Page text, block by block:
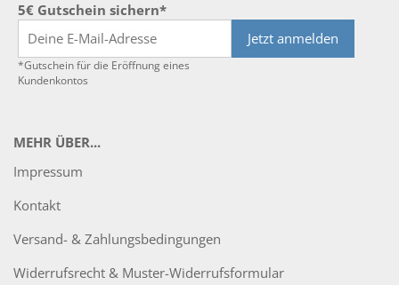
5€ Gutschein sichern*
Jetzt anmelden
*Gutschein für die Eröffnung eines
Kundenkontos
MEHR ÜBER...
Impressum
Kontakt
Versand- & Zahlungsbedingungen
Widerrufsrecht & Muster-Widerrufsformular